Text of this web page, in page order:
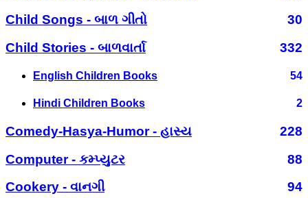
Child Songs - બાળ ગીતો
30
Child Stories - બાળવાર્તા
332
English Children Books 54
Hindi Children Books 2
Comedy-Hasya-Humor - હાસ્ય
228
Computer - કમ્પ્યુટર
88
Cookery - વાનગી
94